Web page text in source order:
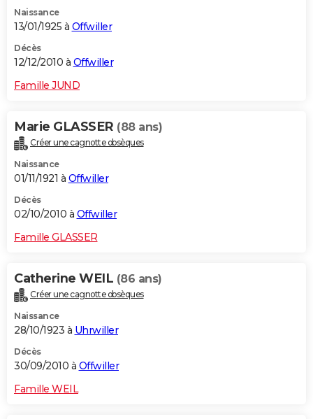
Naissance
13/01/1925 à Offwiller
Décès
12/12/2010 à Offwiller
Famille JUND
Marie GLASSER (88 ans)
Créer une cagnotte obsèques
Naissance
01/11/1921 à Offwiller
Décès
02/10/2010 à Offwiller
Famille GLASSER
Catherine WEIL (86 ans)
Créer une cagnotte obsèques
Naissance
28/10/1923 à Uhrwiller
Décès
30/09/2010 à Offwiller
Famille WEIL